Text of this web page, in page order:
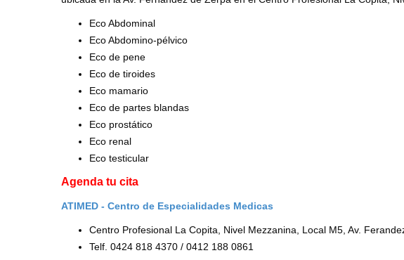
Eco Abdominal
Eco Abdomino-pélvico
Eco de pene
Eco de tiroides
Eco mamario
Eco de partes blandas
Eco prostático
Eco renal
Eco testicular
Agenda tu cita
ATIMED - Centro de Especialidades Medicas
Centro Profesional La Copita, Nivel Mezzanina, Local M5, Av.
Telf. 0424 818 4370 / 0412 188 0861